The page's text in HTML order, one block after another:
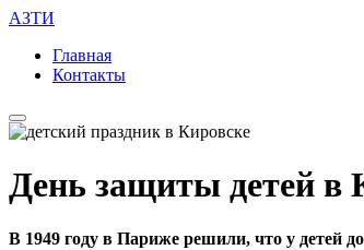
АЗТИ
Главная
Контакты
День защиты детей в
В 1949 году в Париже решили, что у детей